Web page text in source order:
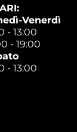
Venerdì
- 13:00
- 19:00
- 13:00